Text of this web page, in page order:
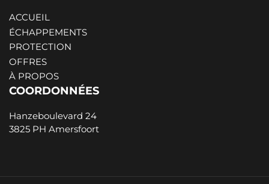
ACCUEIL
ÉCHAPPEMENTS
PROTECTION
OFFRES
À PROPOS
COORDONNÉES
Hanzeboulevard 24
3825 PH Amersfoort